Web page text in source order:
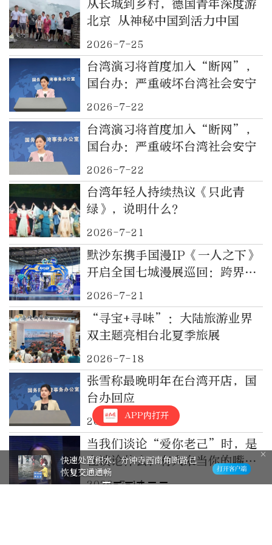
从长城到乡村，德国青年深度游
北京 从神秘中国到活力中国
2026-7-25
台湾演习将首度加入“断网”，
国台办：严重破坏台湾社会安宁
2026-7-22
台湾演习将首度加入“断网”，
国台办：严重破坏台湾社会安宁
2026-7-22
台湾年轻人持续热议《只此青
绿》，说明什么？
2026-7-21
默沙东携手国漫IP《一人之下》
开启全国七城漫展巡回：跨界共
创线下科普场域，呼吁青年男性
掌握HPV健康主场
2026-7-21
“寻宝+寻味”：大陆旅游业界
双主题亮相台北夏季旅展
2026-7-18
张雪称最晚明年在台湾开店，国
台办回应
2026-7-15
当我们谈论“爱你老己”时，是
在谈论什么？有人来当你的嘴替
了
2026-7-14
APP内打开
快速处置积水，分钟寺西南角断路已
恢复交通通畅